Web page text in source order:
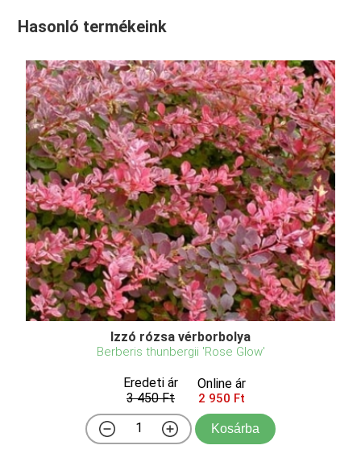
Hasonló termékeink
Izzó rózsa vérborbolya
Berberis thunbergii 'Rose Glow'
Eredeti ár
3 450 Ft
Online ár
2 950 Ft
Kosárba